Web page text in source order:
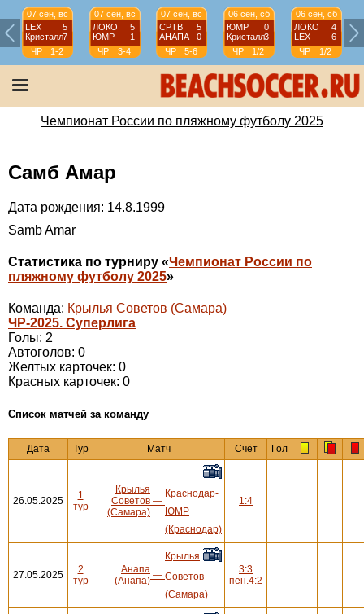
07 сен, вс
LEX
5
Кристалл7
ЧР
1-2
07 сен, вс
ЛОКО
5
ЮМР
1
ЧР
3-4
07 сен, вс
СРТВ
5
АНАПА
0
ЧР
5-6
06 сен, сб
ЮМР
0
Кристалл3
ЧР
1/2
06 сен, сб
ЛОКО
4
LEX
6
ЧР
1/2
Чемпионат России по пляжному футболу 2025
Самб Амар
Дата рождения: 14.8.1999
Samb Amar
Статистика по турниру «Чемпионат России по
пляжному футболу 2025»
Команда: Крылья Советов (Самара)
ЧР-2025. Суперлига
Голы: 2
Автоголов: 0
Желтых карточек: 0
Красных карточек: 0
Cписок матчей за команду
Дата Тур Матч Счёт Гол
26.05.2025
1
тур
Крылья
Советов
(Самара)
—
Краснодар-
ЮМР
(Краснодар)
1:4
27.05.2025
2
тур
Анапа
(Анапа) —
Крылья
Советов
(Самара)
3:3
пен.4:2